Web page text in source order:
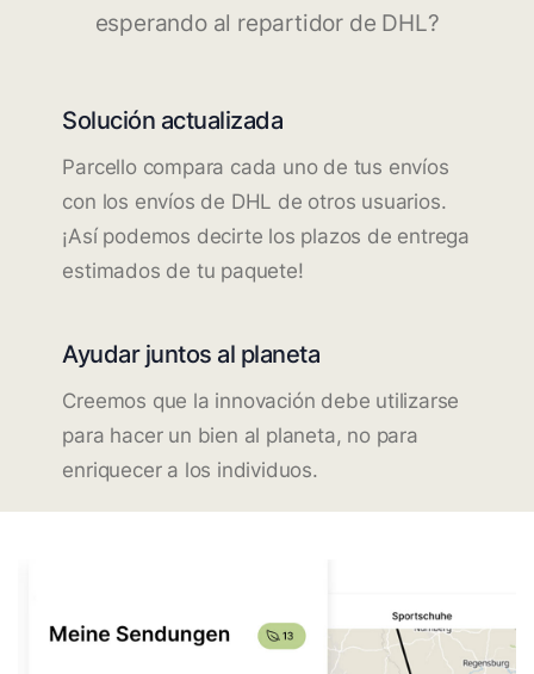
esperando al repartidor de DHL?
Solución actualizada
Parcello compara cada uno de tus envíos
con los envíos de DHL de otros usuarios.
¡Así podemos decirte los plazos de entrega
estimados de tu paquete!
Ayudar juntos al planeta
Creemos que la innovación debe utilizarse
para hacer un bien al planeta, no para
enriquecer a los individuos.